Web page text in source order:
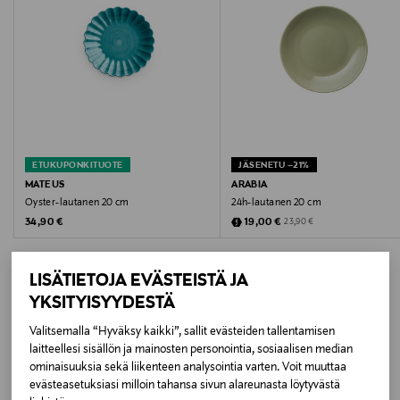
LISÄTIETOJA EVÄSTEISTÄ JA
YKSITYISYYDESTÄ
Valitsemalla “Hyväksy kaikki”, sallit evästeiden tallentamisen
laitteellesi sisällön ja mainosten personointia, sosiaalisen median
ominaisuuksia sekä liikenteen analysointia varten. Voit muuttaa
evästeasetuksiasi milloin tahansa sivun alareunasta löytyvästä
Valmistusmaa
Portugali
Valmistajan tuotenumero
EBSA51CEB
Valmistaja
HOUSE OF SEASONS AB
ETUKUPONKITUOTE
MATEUS
Oyster-lautanen 20 cm
Original Price
34,90 €
JÄSENETU –21%
ARABIA
24h-lautanen 20 cm
Discounted Price
19,00 € Original Price
23,90 €
LISÄÄ KIINNOSTAVIA
TUOTTEITA